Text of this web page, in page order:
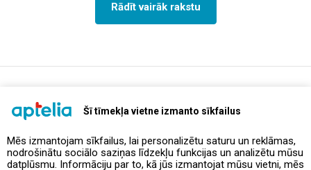
Šī tīmekļa vietne izmanto sīkfailus
Mēs izmantojam sīkfailus, lai personalizētu saturu un reklāmas,
nodrošinātu sociālo saziņas līdzekļu funkcijas un analizētu mūsu
datplūsmu. Informāciju par to, kā jūs izmantojat mūsu vietni, mēs
Rādīt vairāk rakstu
Piedāvājumi un akcijas